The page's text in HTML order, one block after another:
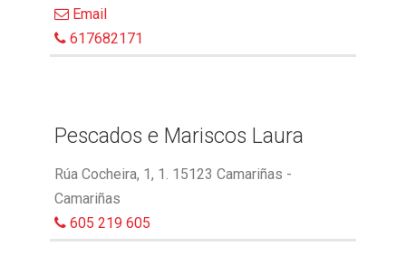
Email
617682171
Pescados e Mariscos Laura
Rúa Cocheira, 1, 1. 15123 Camariñas -
Camariñas
605 219 605